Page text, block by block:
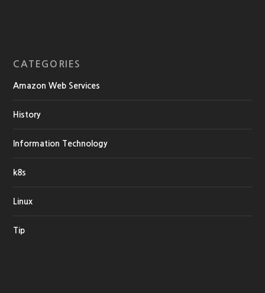
CATEGORIES
Amazon Web Services
History
Information Technology
k8s
Linux
Tip